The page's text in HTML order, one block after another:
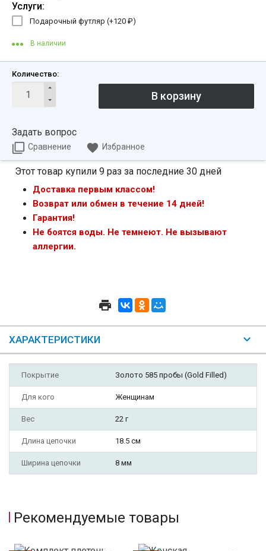
Услуги:
Подарочный футляр (+120 ₽)
В наличии
Количество:
Задать вопрос
Сравнение Избранное
Этот товар купили 9 раз за последние 30 дней
Доставка первым классом!
Возврат или обмен в течение 14 дней!
Гарантия!
Не боятся воды. Не темнеют. Не вызывают
аллергии.
ХАРАКТЕРИСТИКИ
Покрытие Золото 585 пробы (Gold Filled)
Для кого Женщинам
Вес 22 г
Длина цепочки 18.5 см
Ширина цепочки 8 мм
Рекомендуемые товары